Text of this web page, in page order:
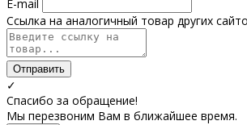
E-mail
Ссылка на аналогичный товар других
Отправить
✓
Спасибо за обращение!
Мы перезвоним Вам в ближайшее время.